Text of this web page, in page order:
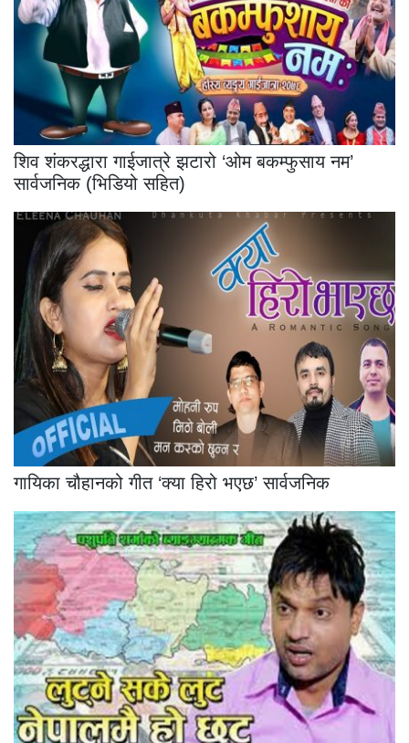
शिव शंकरद्धारा गाईजात्रे झटारो ‘ओम बकम्फुसाय नम’
सार्वजनिक (भिडियो सहित)
गायिका चौहानको गीत ‘क्या हिरो भएछ’ सार्वजनिक